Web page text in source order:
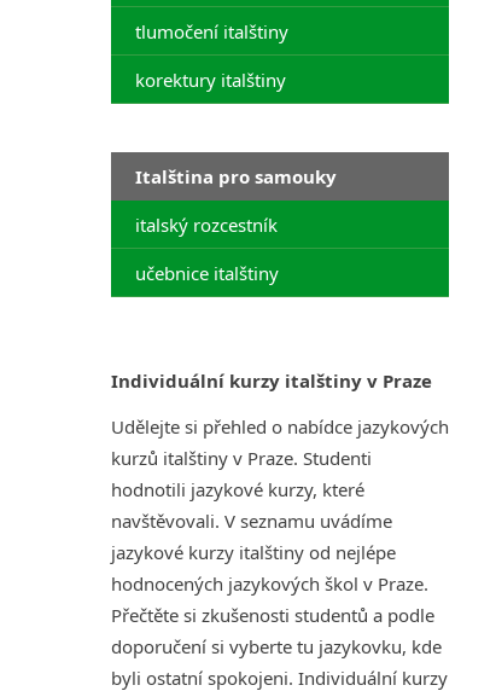
tlumočení italštiny
korektury italštiny
Italština pro samouky
italský rozcestník
učebnice italštiny
Individuální kurzy italštiny v Praze
Udělejte si přehled o nabídce jazykových
kurzů italštiny v Praze. Studenti
hodnotili jazykové kurzy, které
navštěvovali. V seznamu uvádíme
jazykové kurzy italštiny od nejlépe
hodnocených jazykových škol v Praze.
Přečtěte si zkušenosti studentů a podle
doporučení si vyberte tu jazykovku, kde
byli ostatní spokojeni. Individuální kurzy